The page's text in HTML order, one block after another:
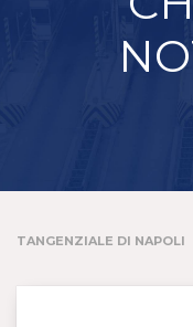
TANGENZIALE DI NAPOLI